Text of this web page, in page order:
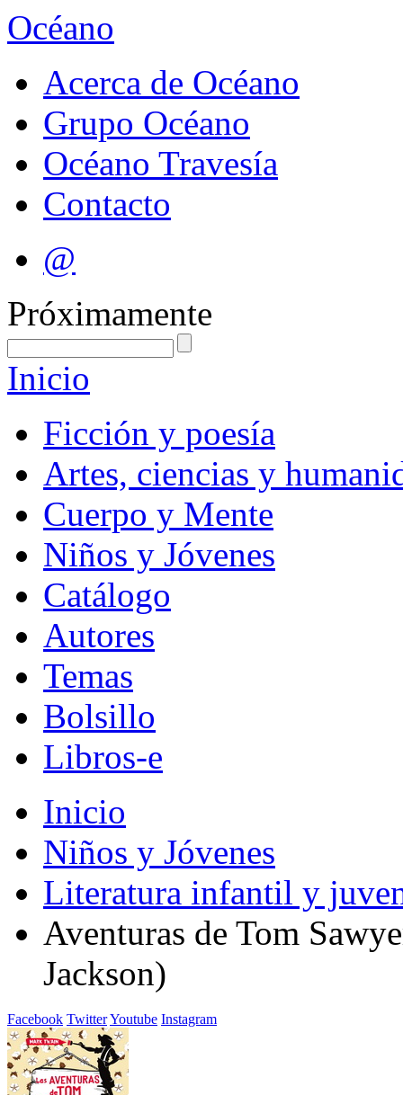
Océano
Acerca de Océano
Grupo Océano
Océano Travesía
Contacto
@
Próximamente
Inicio
Ficción y poesía
Artes, ciencias y
Cuerpo y Mente
Niños y Jóvenes
Catálogo
Autores
Temas
Bolsillo
Libros-e
Inicio
Niños y Jóvenes
Literatura infantil y
Aventuras de Tom
Jackson)
Facebook TwitterYoutube Instagram